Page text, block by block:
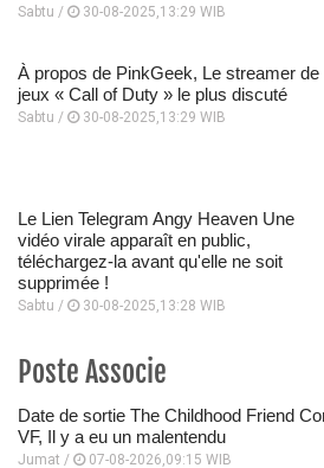
Sabtu / 30-08-2025,13:29 WIB
À propos de PinkGeek, Le streamer de
jeux « Call of Duty » le plus discuté
Sabtu / 30-08-2025,13:29 WIB
Le Lien Telegram Angy Heaven Une
vidéo virale apparaît en public,
téléchargez-la avant qu'elle ne soit
supprimée !
Sabtu / 30-08-2025,13:28 WIB
Poste Associe
Date de sortie The Childhood Friend
VF, Il y a eu un malentendu
Jumat / 07-08-2026,09:15 WIB